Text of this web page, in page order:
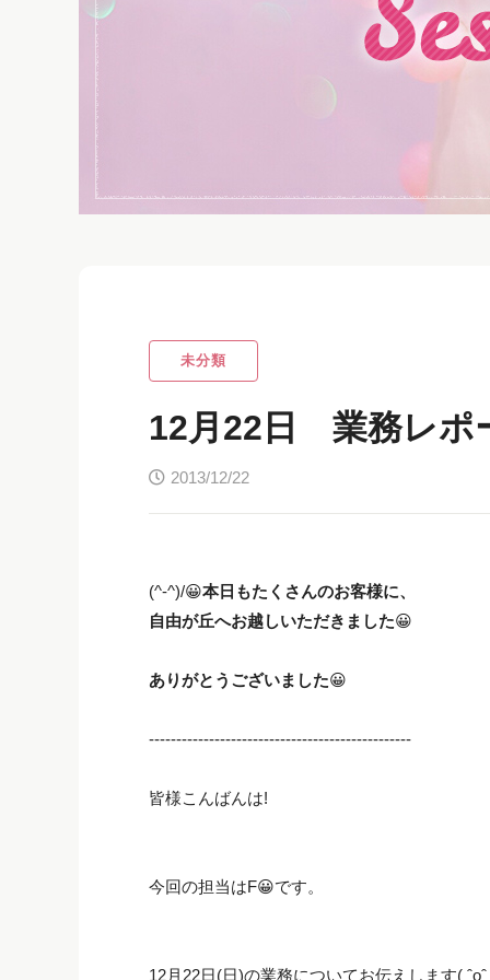
未分類
12月22日 業務レポ
2013/12/22
(^-^)/😀本日もたくさんのお客様に、
自由が丘へお越しいただきました😀
ありがとうございました😀
------------------------------------------------
皆様こんばんは!
今回の担当はF😀です。
12月22日(日)の業務についてお伝えします( ˆoˆ